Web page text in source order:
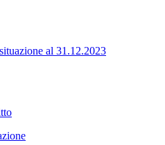
al 31.12.2023